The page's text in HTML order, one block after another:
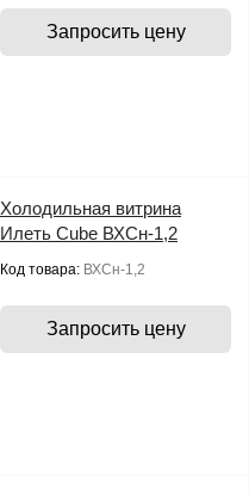
Запросить цену
Холодильная витрина
Илеть Cube ВХСн-1,2
Код товара: ВХСн-1,2
Запросить цену